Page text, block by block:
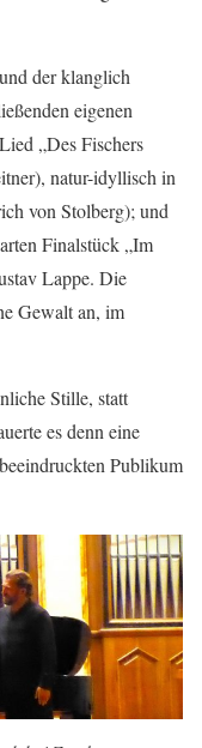
der klanglich
eigenen
„Des Fischers
natur-idyllisch in
von Stolberg); und
Finalstück „Im
Lappe. Die
Gewalt an, im
Stille, statt
es denn eine
Publikum